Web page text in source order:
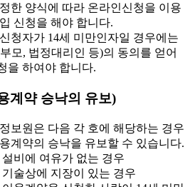
한 양식에 따라 온라인신청을 이용
신청을 해야 합니다.
청자가 14세 미만인자일 경우에는
모, 법정대리인 등)의 동의를 얻어
을 하여야 합니다.
계약 승낙의 유보)
보원은 다음 각 호에 해당하는 경우
계약의 승낙을 유보할 수 있습니다.
설비에 여유가 없는 경우
기술상에 지장이 있는 경우